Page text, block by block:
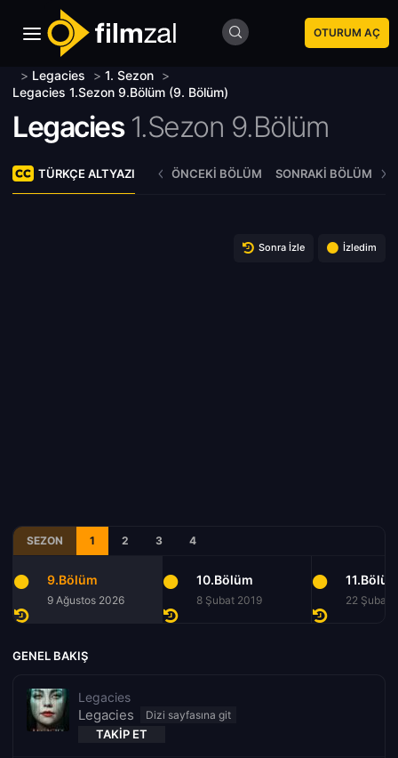
OTURUM AÇ
> Legacies > 1. Sezon >
Legacies 1.Sezon 9.Bölüm (9. Bölüm)
Legacies 1.Sezon 9.Bölüm
TÜRKÇE ALTYAZI ÖNCEKI BÖLÜM SONRAKI BÖLÜM
Sonra İzle İzledim
SEZON 1 2 3 4
9.Bölüm
9 Ağustos 2026
10.Bölüm
8 Şubat 2019 22 Şubat
GENEL BAKIŞ
Legacies
Legacies
TAKIP ET